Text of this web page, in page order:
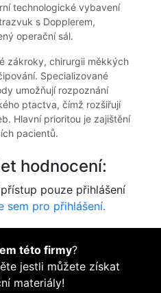
technologické vybavení
s Dopplerem,
operační sál.
zákroky, chirurgii měkkých
Specializované
umožňují rozpoznání
ptactva, čímž rozšiřují
Hlavní prioritou je zajištění
pacientů.
hodnocení:
pouze přihlášení
sem pro přihlášení.
této firmy?
jestli můžete získat
materiály!